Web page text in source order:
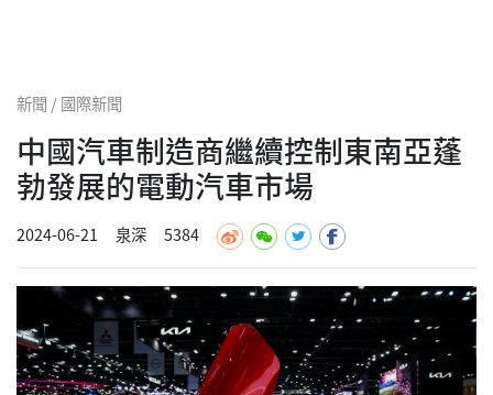
新聞 / 國際新聞
中國汽車制造商繼續控制東南亞蓬
勃發展的電動汽車市場
2024-06-21 泉深 5384